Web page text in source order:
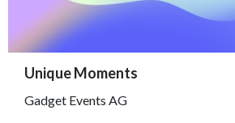
accessibility.sr-
Unique Moments
Gadget Events AG
accessibility.sr-only.phone